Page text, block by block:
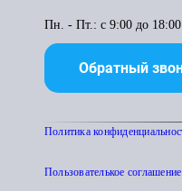
Пн. - Пт.: с 9:00 до 18:00
Обратный
Политика
Пользователькое соглашение